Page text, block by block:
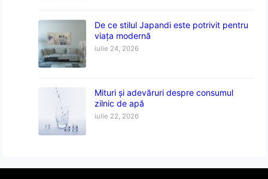
De ce stilul Japandi este potrivit pentru
viața modernă
iulie 24, 2026
Mituri și adevăruri despre consumul
zilnic de apă
iulie 22, 2026